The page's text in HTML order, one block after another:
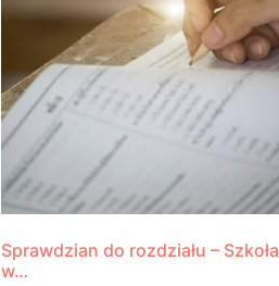
Sprawdzian do rozdziału – Szkoła
w…